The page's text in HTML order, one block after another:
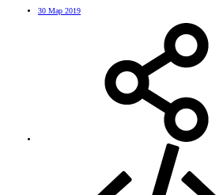
30 Мар 2019